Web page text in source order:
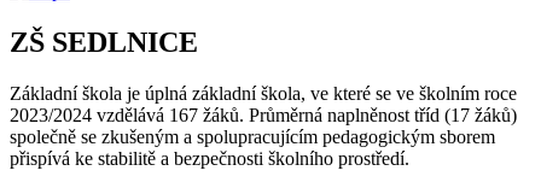
ZŠ SEDLNICE
Základní škola je úplná základní škola, ve které se ve školním roce
2023/2024 vzdělává 167 žáků. Průměrná naplněnost tříd (17 žáků)
společně se zkušeným a spolupracujícím pedagogickým sborem
přispívá ke stabilitě a bezpečnosti školního prostředí.